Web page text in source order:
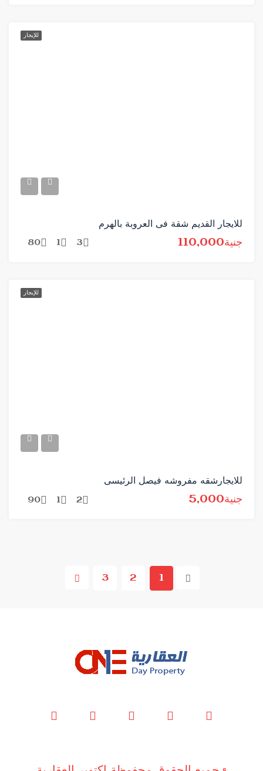
للإيجار
للايجار القديم شقة فى العروبة بالهرم
جنية110,000 3
1
80
للإيجار
للايجارشقه مفروشه فيصل الرئيسى
جنية5,000 2
1
90
1
2
3